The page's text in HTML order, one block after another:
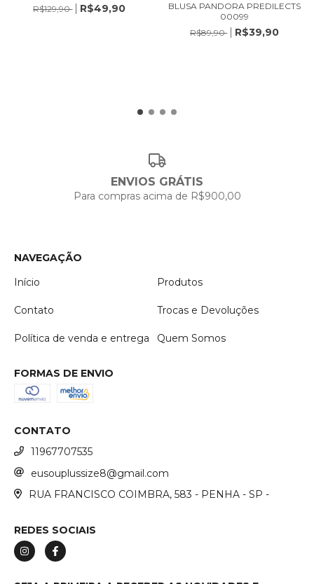
R$129,90
R$49,90
BLUSA PANDORA PREDILECTS
00099
R$89,90
R$39,90
ENVIOS GRÁTIS
Para compras acima de R$900,00
NAVEGAÇÃO
Início
Produtos
Contato Trocas e Devoluções
Política de venda e entrega Quem Somos
FORMAS DE ENVIO
CONTATO
11967707535
eusouplussize8@gmail.com
RUA FRANCISCO COIMBRA, 583 - PENHA - SP -
REDES SOCIAIS